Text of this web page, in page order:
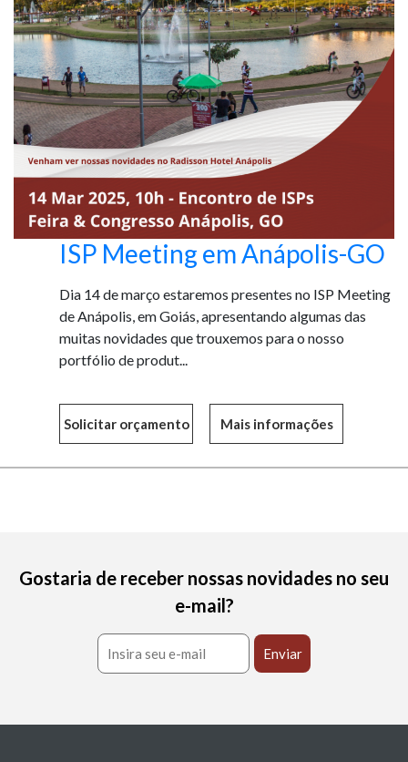
ISP Meeting em Anápolis-GO
Dia 14 de março estaremos presentes no ISP Meeting
de Anápolis, em Goiás, apresentando algumas das
muitas novidades que trouxemos para o nosso
portfólio de produt...
Mais informações
Gostaria de receber nossas novidades no seu
e-mail?